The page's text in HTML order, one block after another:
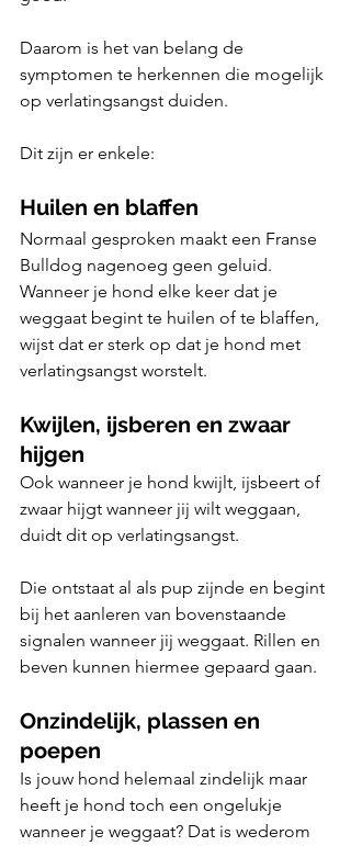
Daarom is het van belang de
symptomen te herkennen die mogelijk
op verlatingsangst duiden.
Dit zijn er enkele:
Huilen en blaffen
Normaal gesproken maakt een Franse
Bulldog nagenoeg geen geluid.
Wanneer je hond elke keer dat je
weggaat begint te huilen of te blaffen,
wijst dat er sterk op dat je hond met
verlatingsangst worstelt.
Kwijlen, ijsberen en zwaar
hijgen
Ook wanneer je hond kwijlt, ijsbeert of
zwaar hijgt wanneer jij wilt weggaan,
duidt dit op verlatingsangst.
Die ontstaat al als pup zijnde en begint
bij het aanleren van bovenstaande
signalen wanneer jij weggaat. Rillen en
beven kunnen hiermee gepaard gaan.
Onzindelijk, plassen en
poepen
Is jouw hond helemaal zindelijk maar
heeft je hond toch een ongelukje
wanneer je weggaat? Dat is wederom